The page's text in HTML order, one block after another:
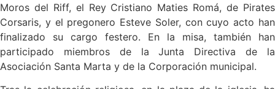
Moros del Riff, el Rey Cristiano Maties Romá, de Pirates
Corsaris, y el pregonero Esteve Soler, con cuyo acto han
finalizado su cargo festero. En la misa, también han
participado miembros de la Junta Directiva de la
Asociación Santa Marta y de la Corporación municipal.